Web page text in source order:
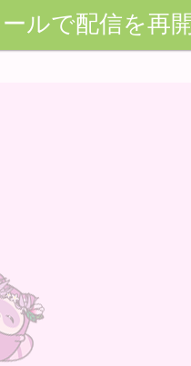
ルで配信を再